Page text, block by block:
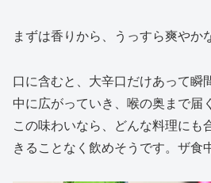
まずは香りから、うっすら爽やか
口に含むと、大辛口だけあって瞬
中に広がっていき、喉の奥まで届
この味わいなら、どんな料理にも
きることなく飲めそうです。ザ食